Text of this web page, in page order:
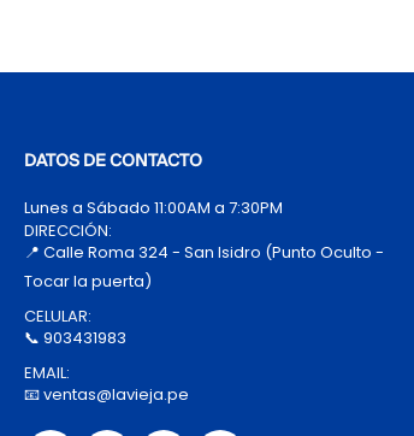
DATOS DE CONTACTO
Lunes a Sábado 11:00AM a 7:30PM
DIRECCIÓN:
📍 Calle Roma 324 - San Isidro (Punto Oculto -
Tocar la puerta)
CELULAR:
📞 903431983
EMAIL:
📧 ventas@lavieja.pe